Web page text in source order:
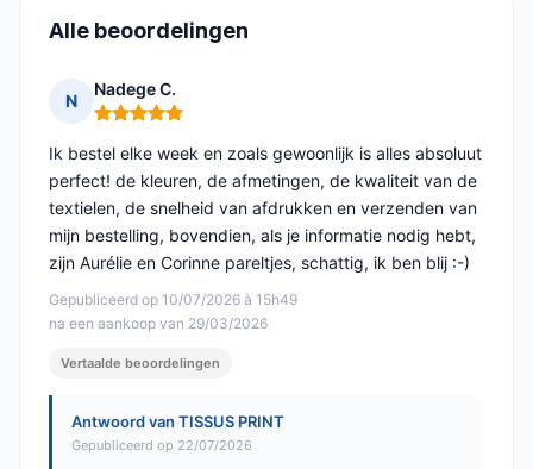
Alle beoordelingen
N
Nadege C.
Opmerking: 5 van 5
Gepubliceerd op 10/07/2026 à 15h49
na een aankoop van 29/03/2026
Ik bestel elke week en zoals gewoonlijk is alles absoluut
perfect! de kleuren, de afmetingen, de kwaliteit van de
textielen, de snelheid van afdrukken en verzenden van
mijn bestelling, bovendien, als je informatie nodig hebt,
zijn Aurélie en Corinne pareltjes, schattig, ik ben blij :-)
Vertaalde beoordelingen
Antwoord van TISSUS PRINT
Gepubliceerd op 22/07/2026